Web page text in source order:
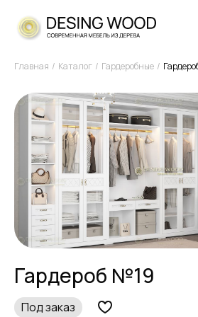
Главная Каталог Гардеробные
Гардероб №19
Под заказ